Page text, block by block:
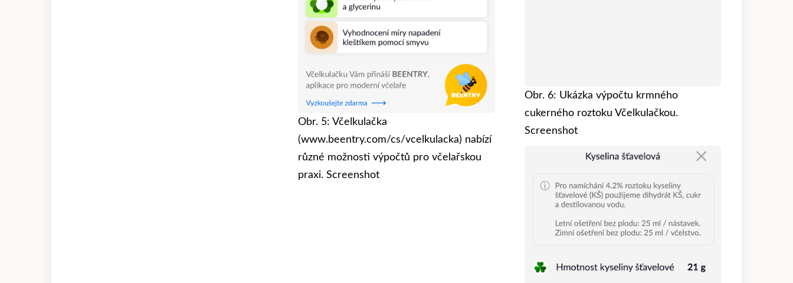
Obr. 5: Včelkulačka
(www.beentry.com/cs/vcelkulacka) nabízí
různé možnosti výpočtů pro včelařskou
praxi. Screenshot
Obr. 6: Ukázka výpočtu krmného
cukerného roztoku Včelkulačkou.
Screenshot